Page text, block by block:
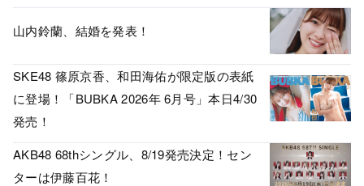
山内鈴蘭、結婚を発表！
SKE48 篠原京香、和田海佑が限定版の表紙
に登場！「BUBKA 2026年 6月号」本日4/30
発売！
AKB48 68thシングル、8/19発売決定！セン
ターは伊藤百花！